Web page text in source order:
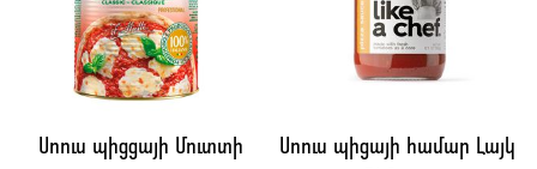
Սոուս պիցցայի Մուտտի
Սոուս պիցայի համար Լայկ